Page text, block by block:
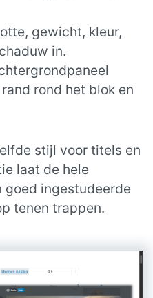
gewicht, kleur,
in.
rond het blok en
stijl voor titels en
laat de hele
goed ingestudeerde
tenen trappen.